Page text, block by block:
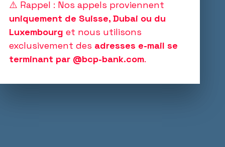
⚠️ Rappel : Nos appels proviennent
uniquement de Suisse, Dubai ou du
Luxembourg et nous utilisons
exclusivement des adresses e-mail se
terminant par @bcp-bank.com.